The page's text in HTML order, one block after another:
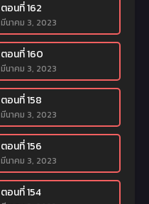
ตอนที่ 162
มีนาคม 3, 2023
ตอนที่ 160
มีนาคม 3, 2023
ตอนที่ 158
มีนาคม 3, 2023
ตอนที่ 156
มีนาคม 3, 2023
ตอนที่ 154